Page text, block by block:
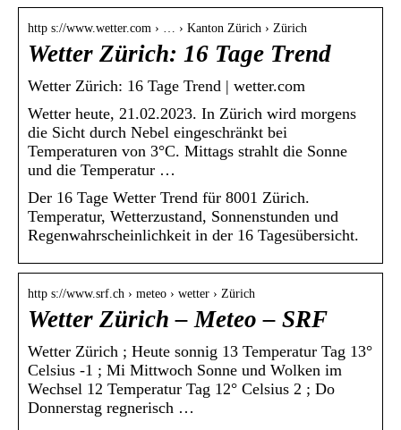
http s://www.wetter.com › … › Kanton Zürich › Zürich
Wetter Zürich: 16 Tage Trend
Wetter Zürich: 16 Tage Trend | wetter.com
Wetter heute, 21.02.2023. In Zürich wird morgens
die Sicht durch Nebel eingeschränkt bei
Temperaturen von 3°C. Mittags strahlt die Sonne
und die Temperatur …
Der 16 Tage Wetter Trend für 8001 Zürich.
Temperatur, Wetterzustand, Sonnenstunden und
Regenwahrscheinlichkeit in der 16 Tagesübersicht.
http s://www.srf.ch › meteo › wetter › Zürich
Wetter Zürich – Meteo – SRF
Wetter Zürich ; Heute sonnig 13 Temperatur Tag 13°
Celsius -1 ; Mi Mittwoch Sonne und Wolken im
Wechsel 12 Temperatur Tag 12° Celsius 2 ; Do
Donnerstag regnerisch …